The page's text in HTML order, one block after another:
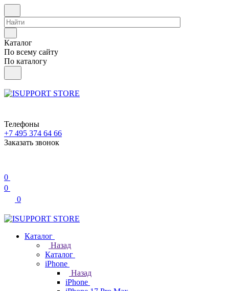
Каталог
По всему сайту
По каталогу
Телефоны
+7 495 374 64 66
Заказать звонок
0
0
0
Каталог
Назад
Каталог
iPhone
Назад
iPhone